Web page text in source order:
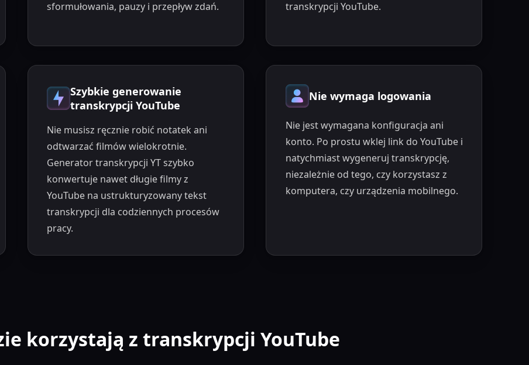
sformułowania, pauzy i przepływ zdań.
transkrypcji YouTube.
Szybkie generowanie
transkrypcji YouTube
Nie musisz ręcznie robić notatek ani
odtwarzać filmów wielokrotnie.
Generator transkrypcji YT szybko
konwertuje nawet długie filmy z
YouTube na ustrukturyzowany tekst
transkrypcji dla codziennych procesów
pracy.
Nie wymaga logowania
Nie jest wymagana konfiguracja ani
konto. Po prostu wklej link do YouTube i
natychmiast wygeneruj transkrypcję,
niezależnie od tego, czy korzystasz z
komputera, czy urządzenia mobilnego.
korzystają z transkrypcji YouTube